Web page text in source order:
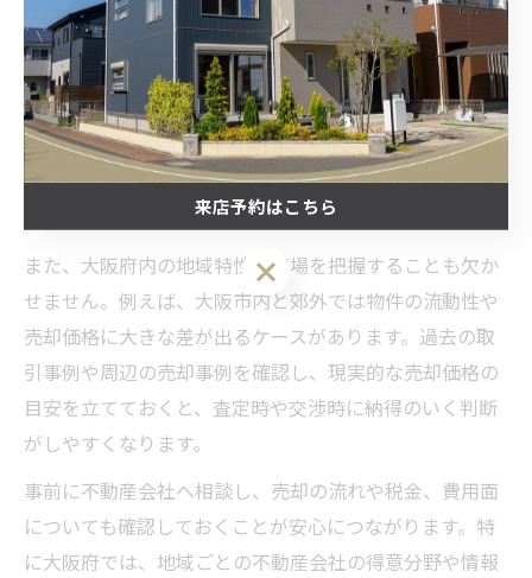
不動産売却を大阪府で進める際、まず重要なのは事前準
備です。売却する物件の権利書や登記簿謄本、固定資産
税納税通知書など、必要書類を揃えることが基本となり
ます。こうした書類が不足していると、手続きが遅れる
だけでなく、売却活動自体がストップするリスクもある
ため注意が必要です。
また、大阪府内の地域特性や相場を把握することも欠か
せません。例えば、大阪市内と郊外では物件の流動性や
売却価格に大きな差が出るケースがあります。過去の取
引事例や周辺の売却事例を確認し、現実的な売却価格の
目安を立てておくと、査定時や交渉時に納得のいく判断
がしやすくなります。
事前に不動産会社へ相談し、売却の流れや税金、費用面
についても確認しておくことが安心につながります。特
に大阪府では、地域ごとの不動産会社の得意分野や情報
来店予約はこちら
来店予約はこちら